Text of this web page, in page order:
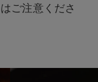
ご注意くださ